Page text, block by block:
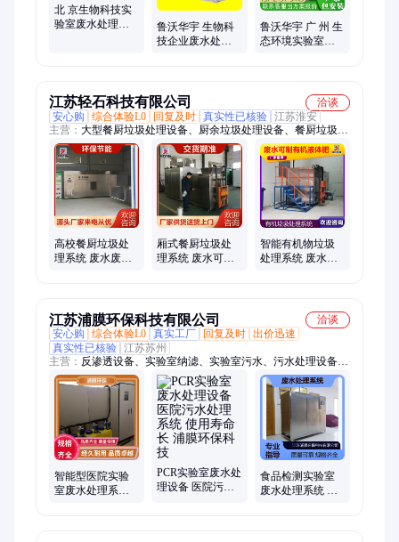
氧化氯投加器
北 京生物科技实
验室废水处理设
鲁沃华宇 生物科
技企业废水处理
鲁沃华宇 广 州 生
态环境实验室污
江苏轻石科技有限公司
洽谈
安心购
综合体验L0 回复及时 真实性已核验 江苏淮安
主营： 大型餐厨垃圾处理设备、厨余垃圾处理设备、餐厨垃圾处
理设备、生活垃圾处理设备、厨余垃圾处理器、有机垃圾处理设
备、垃圾处理设备
高校餐厨垃圾处
理系统 废水废气
厢式餐厨垃圾处
理系统 废水可制
智能有机物垃圾
处理系统 废水可
江苏浦膜环保科技有限公司
洽谈
安心购
综合体验L0 真实工厂 回复及时 出价迅速
真实性已核验 江苏苏州
主营： 反渗透设备、实验室纳滤、实验室污水、污水处理设备、
养殖污水处理、陶瓷膜实验室
智能型医院实验
室废水处理系统
PCR实验室废水处
理设备 医院污水
食品检测实验室
废水处理系统 免